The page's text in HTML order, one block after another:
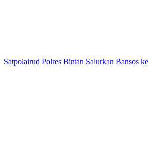
Satpolairud Polres Bintan Salurkan Bansos